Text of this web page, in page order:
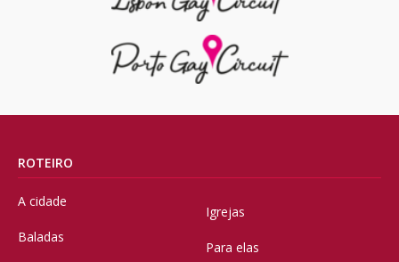
ROTEIRO
A cidade
Baladas
Igrejas
Para elas